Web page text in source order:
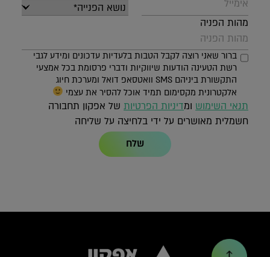
מהות הפניה
ברור שאני רוצה לקבל הטבות בלעדיות עדכונים ומידע לגבי
רשת הטעינה הודעות שיווקיות ודברי פרסומת בכל אמצעי
התקשורת ביניהם SMS וואטסאפ דואל ומערכת חיוג
אלקטרונית מקסימום תמיד אוכל להסיר את עצמי
תנאי השימוש ומדיניות הפרטיותשל אפקון תחבורה
חשמלית מאושרים על ידי בלחיצה על שליחה
שלח